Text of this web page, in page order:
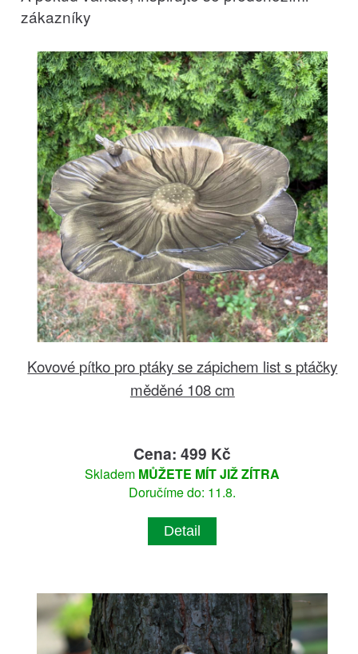
zákazníky
Kovové pítko pro ptáky se zápichem list s ptáčky
měděné 108 cm
Cena: 499 Kč
Skladem MŮŽETE MÍT JIŽ ZÍTRA
Doručíme do: 11.8.
Detail